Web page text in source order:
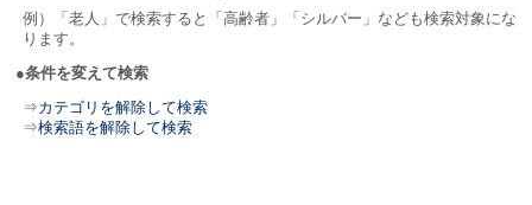
例）「老人」で検索すると「高齢者」「シルバー」なども検索対象にな
ります。
●条件を変えて検索
⇒カテゴリを解除して検索
⇒検索語を解除して検索